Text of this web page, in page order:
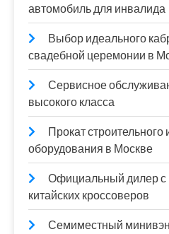
автомобиль для инвалида
Выбор идеального
свадебной церемонии в
Сервисное
высокого класса
Прокат строительного
оборудования в Москве
Официальный дилер
китайских кроссоверов
Семиместный минивэн